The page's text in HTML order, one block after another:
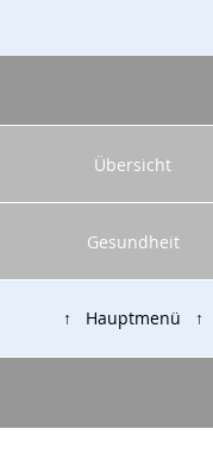
Übersicht
Gesundheit
↑ Hauptmenü ↑